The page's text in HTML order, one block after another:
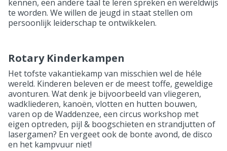
kennen, een andere taal te leren spreken en wereldwijs
te worden. We willen de jeugd in staat stellen om
persoonlijk leiderschap te ontwikkelen.
Rotary Kinderkampen
Het tofste vakantiekamp van misschien wel de héle
wereld. Kinderen beleven er de meest toffe, geweldige
avonturen. Wat denk je bijvoorbeeld van vliegeren,
wadkliederen, kanoën, vlotten en hutten bouwen,
varen op de Waddenzee, een circus workshop met
eigen optreden, pijl & boogschieten en strandjutten of
lasergamen? En vergeet ook de bonte avond, de disco
en het kampvuur niet!